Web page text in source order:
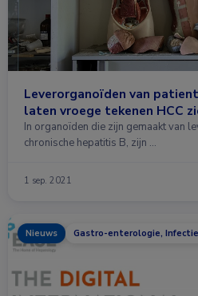
Leverorganoïden van
laten vroege tekenen HCC
In organoïden die zijn gemaakt van
chronische hepatitis B, zijn …
1 sep. 2021
Nieuws Gastro-enterologie,